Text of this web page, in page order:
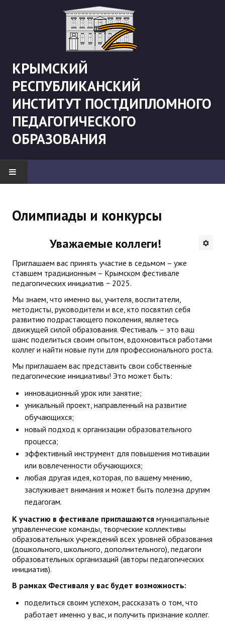
КРЫМСКИЙ
РЕСПУБЛИКАНСКИЙ
ИНСТИТУТ ПОСТДИПЛОМНОГО
ПЕДАГОГИЧЕСКОГО
ОБРАЗОВАНИЯ
"Боевая" русистика
Будни института
АНОНСЫ
ИНСТИТУТ
Противодействие коррупции
В ПОМОЩЬ УЧИТЕЛЮ
ГИА
Карта ГИА РК
Советуем прочитать
Готовимся к новому учебному году 2026-2027
ДПО
Профессиональная переподготовка
Повышение квалификации
КОНТАКТЫ
Олимпиады и конкурсы
Уважаемые коллеги!
Приглашаем вас принять участие в седьмом – уже
ставшем традиционным – Крымском фестивале
педагогических инициатив − 2025.
Мы знаем, что именно вы, учителя, воспитатели,
методисты, руководители и все, кто посвятил себя
развитию подрастающего поколения, являетесь
движущей силой образования. Фестиваль – это ваш
шанс поделиться своим опытом, вдохновиться работами
коллег и найти новые пути для профессионального роста.
Мы приглашаем вас представить свои собственные
педагогические инициативы! Это может быть:
инновационный урок или занятие;
уникальный проект, направленный на развитие
обучающихся;
новый подход к организации образовательного
процесса;
эффективный инструмент для повышения мотивации
или вовлеченности обучающихся;
любая другая идея, которая, по вашему мнению,
заслуживает внимания и может быть полезна другим
педагогам.
К участию в фестивале приглашаются муниципальные
управленческие команды, творческие коллективы
образовательных учреждений всех уровней образования
(дошкольного, школьного, дополнительного), педагоги
образовательных организаций (авторы педагогических
инициатив).
В рамках Фестиваля у вас будет возможность:
поделиться своим успехом, рассказать о том, что
работает именно у вас, и получить признание коллег.